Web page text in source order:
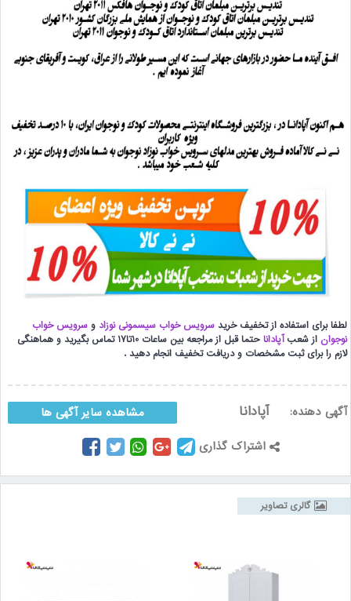
لطفا برای استفاده از تخفیف خریدسرویس خواب سیسمونی نوزاد وسرویس خواب
نوجوان از شعبآپادانا
حتما قبل از مراجعه بین ساعات 10تا17 تماس بگیرید و هماهنگی
لازم را برای ثبت مشخصات و دریافت تخفیف انجام دهید .
آگهی دهنده: آپادانا
مشاهده سایر آگهی ها
اشتراک گذاری
گالری تصاویر